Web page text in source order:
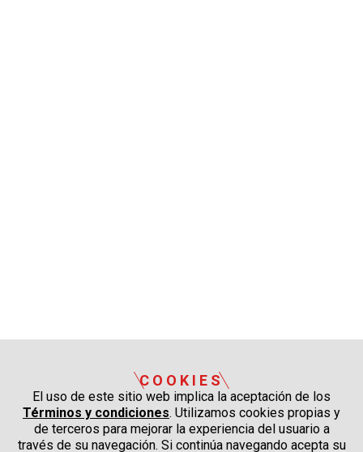
COOKIES
El uso de este sitio web implica la aceptación de los
Términos y condiciones. Utilizamos cookies propias y
de terceros para mejorar la experiencia del usuario a
través de su navegación. Si continúa navegando acepta su